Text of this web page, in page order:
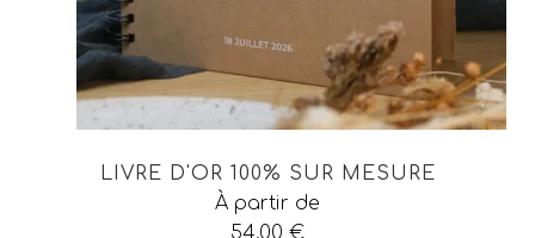
LIVRE D'OR 100% SUR MESURE
À partir de
54.00 €